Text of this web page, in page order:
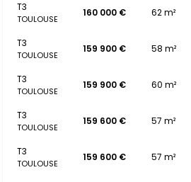
T3
TOULOUSE
160 000 € 62 m²
T3
TOULOUSE
159 900 € 58 m²
T3
TOULOUSE
159 900 € 60 m²
T3
TOULOUSE
159 600 € 57 m²
T3
TOULOUSE
159 600 € 57 m²